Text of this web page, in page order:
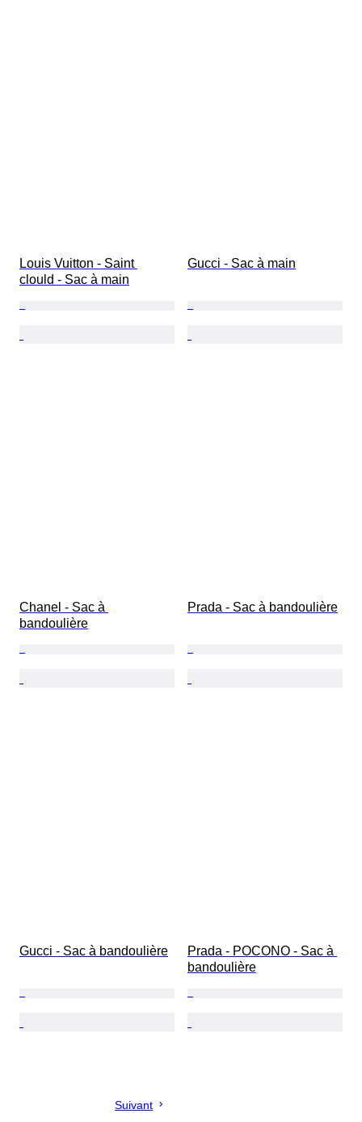
Louis Vuitton - Saint
clould - Sac à main
Gucci - Sac à main
Chanel - Sac à
bandoulière
Prada - Sac à bandoulière
Gucci - Sac à bandoulière
Prada - POCONO - Sac à
bandoulière
Suivant